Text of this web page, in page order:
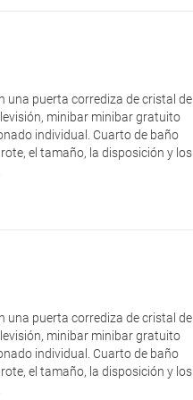
una puerta corrediza de cristal de
minibar minibar gratuito
individual. Cuarto de baño
el tamaño, la disposición y los
una puerta corrediza de cristal de
minibar minibar gratuito
individual. Cuarto de baño
el tamaño, la disposición y los